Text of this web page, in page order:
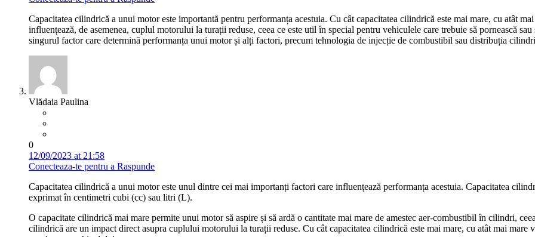
Capacitatea cilindrică a unui motor este importantă pentru performanța acestuia. Cu cât capacitatea cilindrică este mai mare, cu atât
influențează, de asemenea, cuplul motorului la turații reduse, ceea ce este util în special pentru vehiculele care trebuie să pornească
singurul factor care determină performanța unui motor și alți factori, precum tehnologia de injecție de combustibil sau distribuția
Vlădaia Paulina
0
12/09/2023 at 21:58
Conecteaza-te pentru a Raspunde
Capacitatea cilindrică a unui motor este unul dintre cei mai importanți factori care influențează performanța acestuia. Capacitatea
exprimat în centimetri cubi (cc) sau litri (L).
O capacitate cilindrică mai mare permite unui motor să aspire și să ardă o cantitate mai mare de amestec aer-combustibil în cilindri,
cilindrică are un impact direct asupra cuplului motorului la turații reduse. Cu cât capacitatea cilindrică este mai mare, cu atât mai